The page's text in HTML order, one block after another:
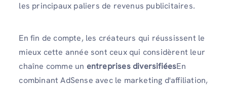
les principaux paliers de revenus publicitaires.
En fin de compte, les créateurs qui réussissent le
mieux cette année sont ceux qui considèrent leur
chaîne comme un entreprises diversifiéesEn
combinant AdSense avec le marketing d'affiliation,